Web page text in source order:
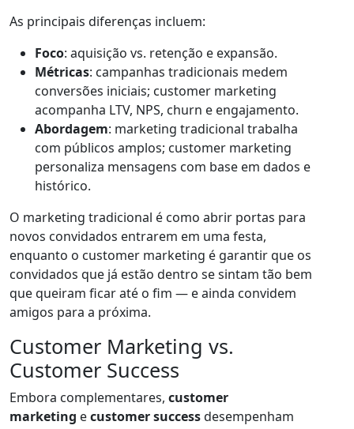
As principais diferenças incluem:
Foco: aquisição vs. retenção e expansão.
Métricas: campanhas tradicionais medem
conversões iniciais; customer marketing
acompanha LTV, NPS, churn e engajamento.
Abordagem: marketing tradicional trabalha
com públicos amplos; customer marketing
personaliza mensagens com base em dados e
histórico.
O marketing tradicional é como abrir portas para
novos convidados entrarem em uma festa,
enquanto o customer marketing é garantir que os
convidados que já estão dentro se sintam tão bem
que queiram ficar até o fim — e ainda convidem
amigos para a próxima.
Customer Marketing vs.
Customer Success
Embora complementares, customer
marketing ecustomer successdesempenham